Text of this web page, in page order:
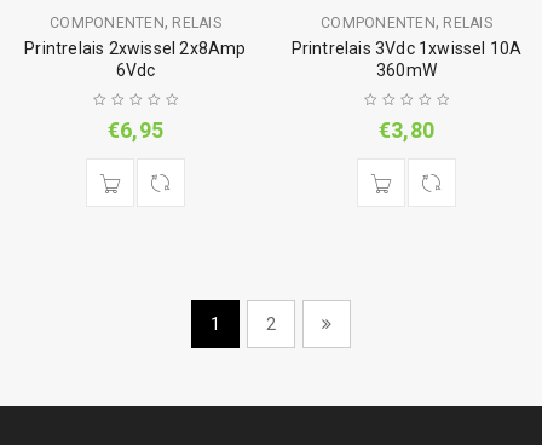
COMPONENTEN, RELAIS
Printrelais 2xwissel 2x8Amp
6Vdc
€6,95
COMPONENTEN, RELAIS
Printrelais 3Vdc 1xwissel 10A
360mW
€3,80
1 2